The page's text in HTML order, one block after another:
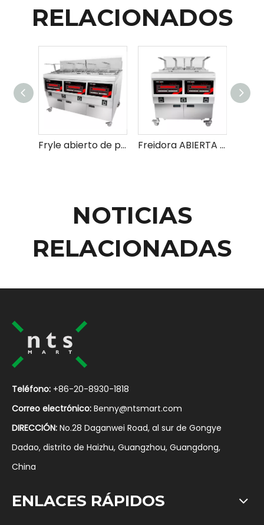
RELACIONADOS
Fryle abierto de pollo frito eléctrico y gas Freidora ABIERTA DE ELECTRICA Y GAS INDUSTRIALES
NOTICIAS
RELACIONADAS
Teléfono: +86-20-8930-1818
Correo electrónico: Benny@ntsmart.com
DIRECCIÓN: No.28 Daganwei Road, al sur de Gongye
Dadao, distrito de Haizhu, Guangzhou, Guangdong,
China
ENLACES RÁPIDOS